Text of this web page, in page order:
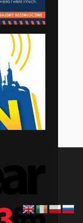
jakość
ciasteczek
Zamknij panel